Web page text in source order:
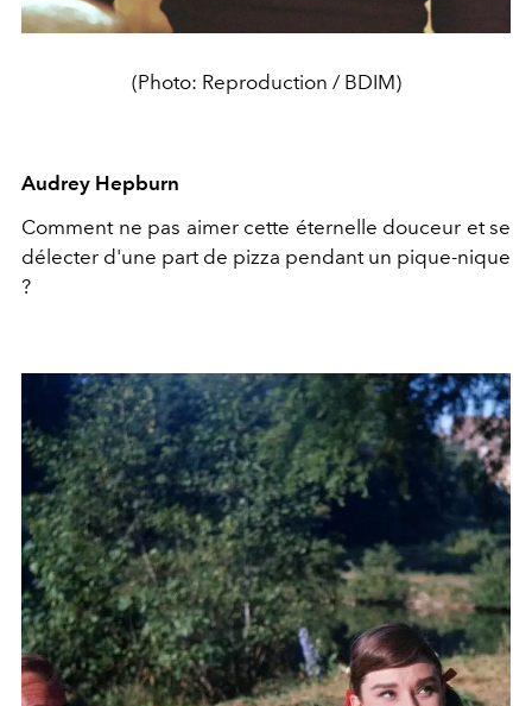
(Photo: Reproduction / BDIM)
Audrey Hepburn
Comment ne pas aimer cette éternelle douceur et se
délecter d'une part de pizza pendant un pique-nique
?